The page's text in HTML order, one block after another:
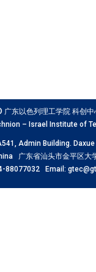
广东以色列理工学院 科创
– Israel Institute of
Admin Building.
广东省汕头市金平区大
88077032 Email: